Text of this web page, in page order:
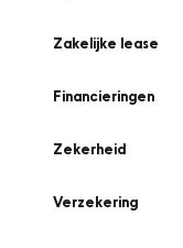
Zakelijke lease
Financieringen
Zekerheid
Verzekering